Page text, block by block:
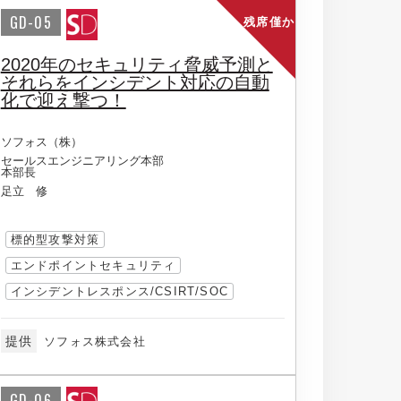
残席僅か
GD-05
2020年のセキュリティ脅威予測と
それらをインシデント対応の自動
化で迎え撃つ！
ソフォス（株）
セールスエンジニアリング本部
本部長
足立 修
標的型攻撃対策
エンドポイントセキュリティ
インシデントレスポンス/CSIRT/SOC
提供 ソフォス株式会社